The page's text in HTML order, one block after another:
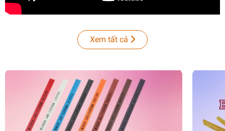
Xem tất cả